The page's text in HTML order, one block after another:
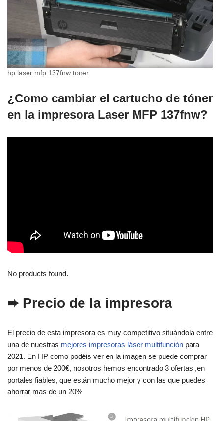
hp laser mfp 137fnw toner
¿Como cambiar el cartucho de tóner
en la impresora Laser MFP 137fnw?
No products found.
➨ Precio de la impresora
El precio de esta impresora es muy competitivo situándola entre
una de nuestras mejores impresoras láser multifunción para
2021. En HP como podéis ver en la imagen se puede comprar
por menos de 200€, nosotros hemos encontrado 3 ofertas ,en
portales fiables, que están mucho mejor y con las que puedes
ahorrar mas de un 20%